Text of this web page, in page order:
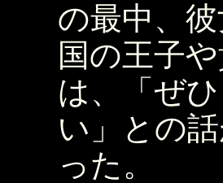
の最中、
国の王子
は、「ぜ
い」との
った。